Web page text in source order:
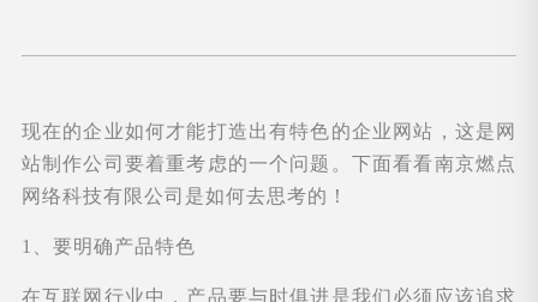
现在的企业如何才能打造出有特色的企业网站，这是网
站制作公司要着重考虑的一个问题。下面看看南京燃点
网络科技有限公司是如何去思考的！
1、要明确产品特色
在互联网行业中，产品要与时俱进是我们必须应该追求